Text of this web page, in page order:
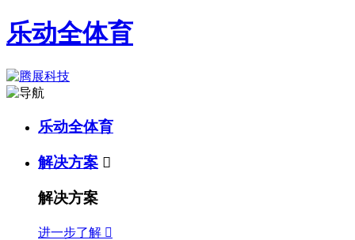
乐动全体育
乐动全体育
解决方案 
解决方案
进一步了解 